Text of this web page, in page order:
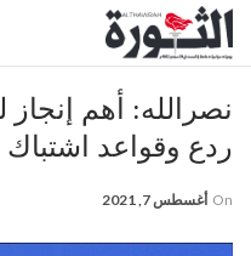
نصرالله: أهم
ردع وقواعد اشتباك
On أغسطس 7, 2021